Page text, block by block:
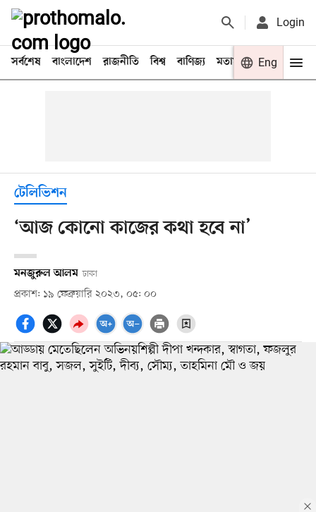
Login
সর্বশেষ বাংলাদেশ রাজনীতি বিশ্ব বাণিজ্য মতামত খেলা
Eng
টেলিভিশন
‘আজ কোনো কাজের কথা হবে না’
মনজুরুল আলম ঢাকা
প্রকাশ: ১৯ ফেব্রুয়ারি ২০২৩, ০৫: ০০